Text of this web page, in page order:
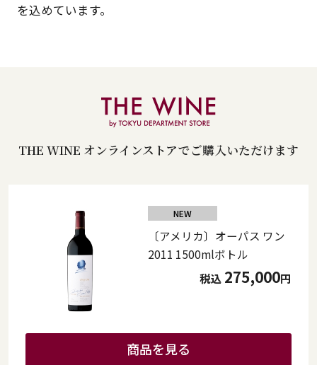
を込めています。
THE WINE オンラインストアでご購入いただけます
NEW
〔アメリカ〕オーパス ワン
2011 1500mlボトル
税込 275,000円
商品を見る